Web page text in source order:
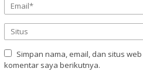
Simpan nama, email, dan situs
komentar saya berikutnya.